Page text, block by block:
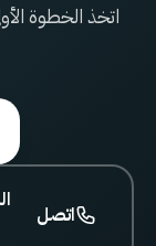
اتخذ الخطوة
اتصل